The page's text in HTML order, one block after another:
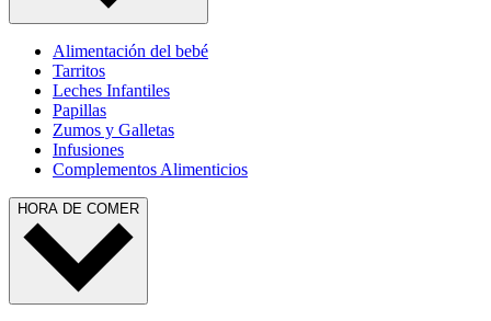
Alimentación del bebé
Tarritos
Leches Infantiles
Papillas
Zumos y Galletas
Infusiones
Complementos Alimenticios
HORA DE COMER